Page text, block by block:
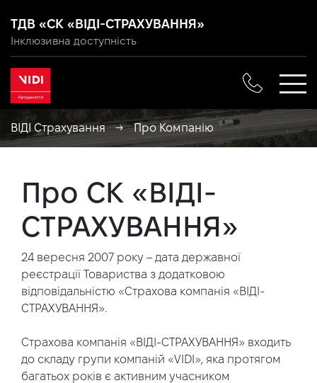
ТДВ «СК «ВІДІ-СТРАХУВАННЯ»
Інклюзивна доступність
ВІДІ Страхування → Про Компанію
Про СК «ВІДІ-
СТРАХУВАННЯ»
24 вересня 2007 року – дата державної
реєстрації Товариства з додатковою
відповідальністю «Страхова компанія «ВІДІ-
СТРАХУВАННЯ».
Страхова компанія «ВІДІ-СТРАХУВАННЯ» входить
до складу групи компаній «VIDI», яка протягом
багатьох років є активним учасником